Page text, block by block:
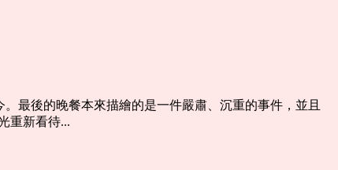
最後的晚餐本來描繪的是一件嚴肅、沉重的事件，並且
重新看待...